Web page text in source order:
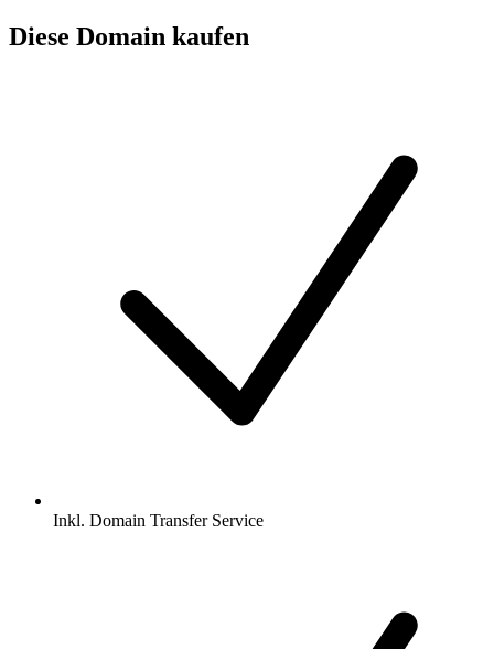
Diese Domain kaufen
Inkl. Domain Transfer Service